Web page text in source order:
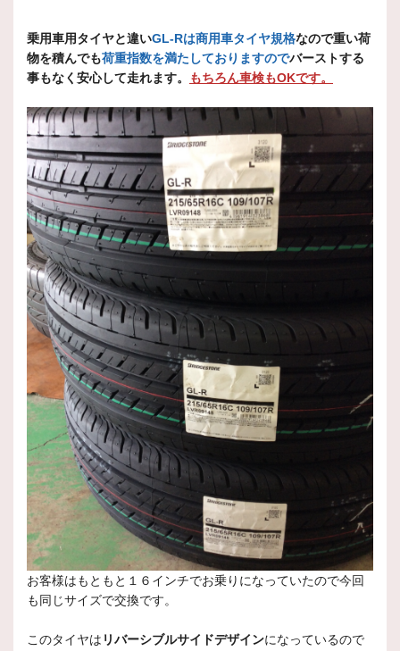
乗用車用タイヤと違いGL-Rは商用車タイヤ規格なので重い荷
物を積んでも荷重指数を満たしておりますのでバーストする
事もなく安心して走れます。
もちろん車検もOKです。
お客様はもともと１６インチでお乗りになっていたので今回
も同じサイズで交換です。
このタイヤは リバーシブルサイドデザインになっているので